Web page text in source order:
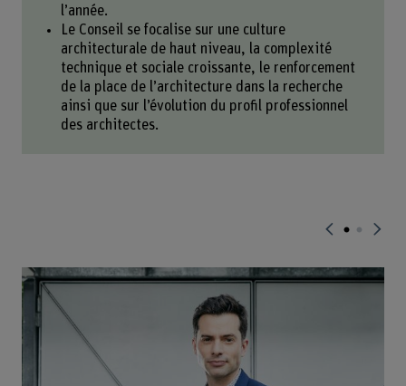
l’année.
Le Conseil se focalise sur une culture
architecturale de haut niveau, la complexité
technique et sociale croissante, le renforcement
de la place de l’architecture dans la recherche
ainsi que sur l’évolution du profil professionnel
des architectes.